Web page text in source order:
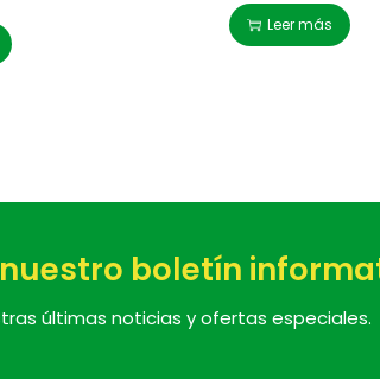
Leer más
boletín
últimas noticias y ofertas especiales.